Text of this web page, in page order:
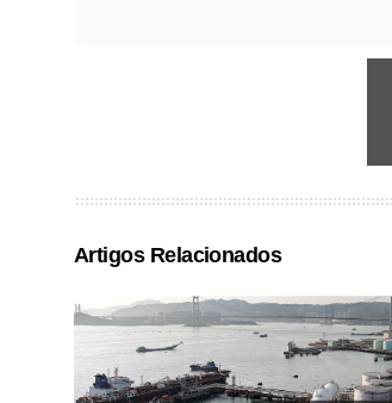
Artigos Relacionados